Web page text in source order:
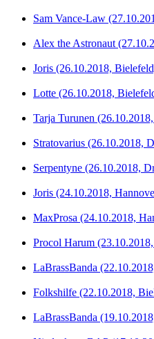
Sam Vance-Law
Alex the Astronaut
Joris (26.10.2018,
Lotte (26.10.2018,
Tarja Turunen
Stratovarius (26.10.2018,
Serpentyne (26.10.2018,
Joris (24.10.2018,
MaxProsa (24.10.2018,
Procol Harum
LaBrassBanda
Folkshilfe (22.10.2018,
LaBrassBanda